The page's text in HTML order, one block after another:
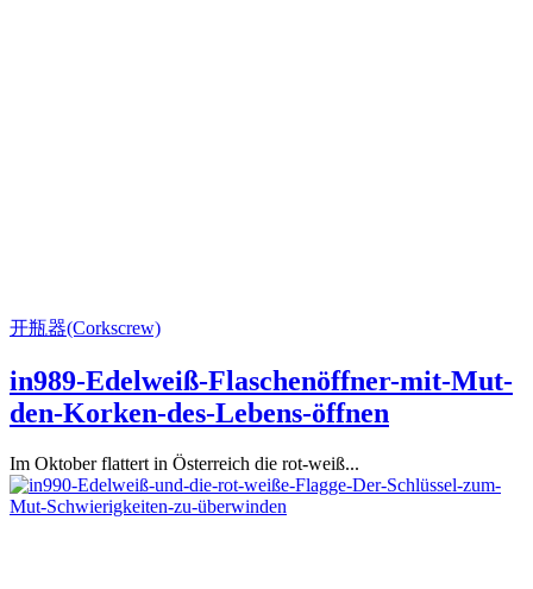
开瓶器(Corkscrew)
in989-Edelweiß-Flaschenöffner-mit-Mut-
den-Korken-des-Lebens-öffnen
Im Oktober flattert in Österreich die rot-weiß...